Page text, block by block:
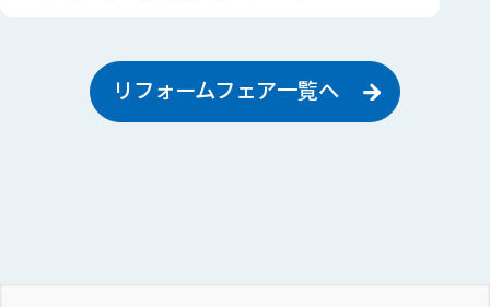
リフォームフェア一覧へ